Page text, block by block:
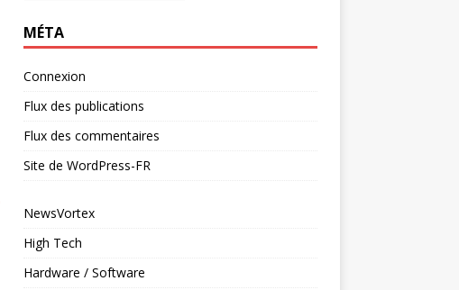
MÉTA
Connexion
Flux des publications
Flux des commentaires
Site de WordPress-FR
NewsVortex
High Tech
Hardware / Software